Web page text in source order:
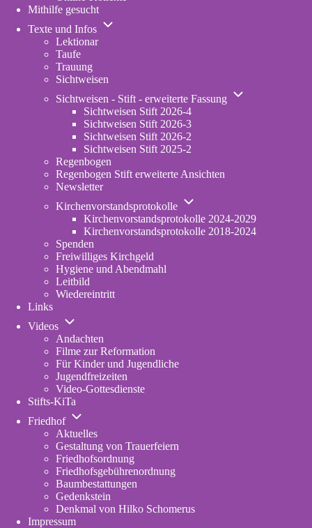
Mithilfe gesucht
Texte und Infos
Unternavigation
Lektionar
Taufe
Trauung
Sichtweisen
Sichtweisen - Stift - erweiterte Fassung
Unternavigation
Sichtweisen Stift 2026-4
Sichtweisen Stift 2026-3
Sichtweisen Stift 2026-2
Sichtweisen Stift 2025-2
Regenbogen
Regenbogen Stift erweiterte Ansichten
Newsletter
Kirchenvorstandsprotokolle
Unternavigation
Kirchenvorstandsprotokolle
Kirchenvorstandsprotokolle 2024-2029
Kirchenvorstandsprotokolle 2018-2024
Spenden
Freiwilliges Kirchgeld
Hygiene und Abendmahl
Leitbild
Wiedereintritt
Links
Videos
Unternavigation
Videos
Andachten
Filme zur Reformation
Für Kinder und Jugendliche
Jugendfreizeiten
Video-Gottesdienste
Stifts-KiTa
in
tab)
Friedhof
Unternavigation
Friedhof
Aktuelles
Gestaltung von Trauerfeiern
Friedhofsordnung
Friedhofsgebührenordnung
tab)
Baumbestattungen
Gedenkstein
Denkmal von Hilko Schomerus
Impressum